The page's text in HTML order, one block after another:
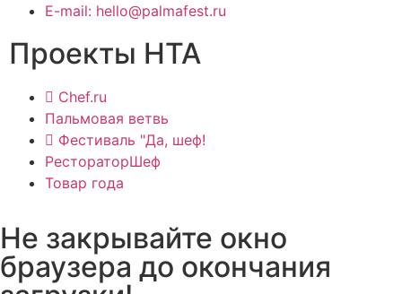
E-mail: hello@palmafest.ru
Проекты НТА
Chef.ru
Пальмовая ветвь
Фестиваль "Да, шеф!
РестораторШеф
Товар года
Не закрывайте окно
браузера до окончания